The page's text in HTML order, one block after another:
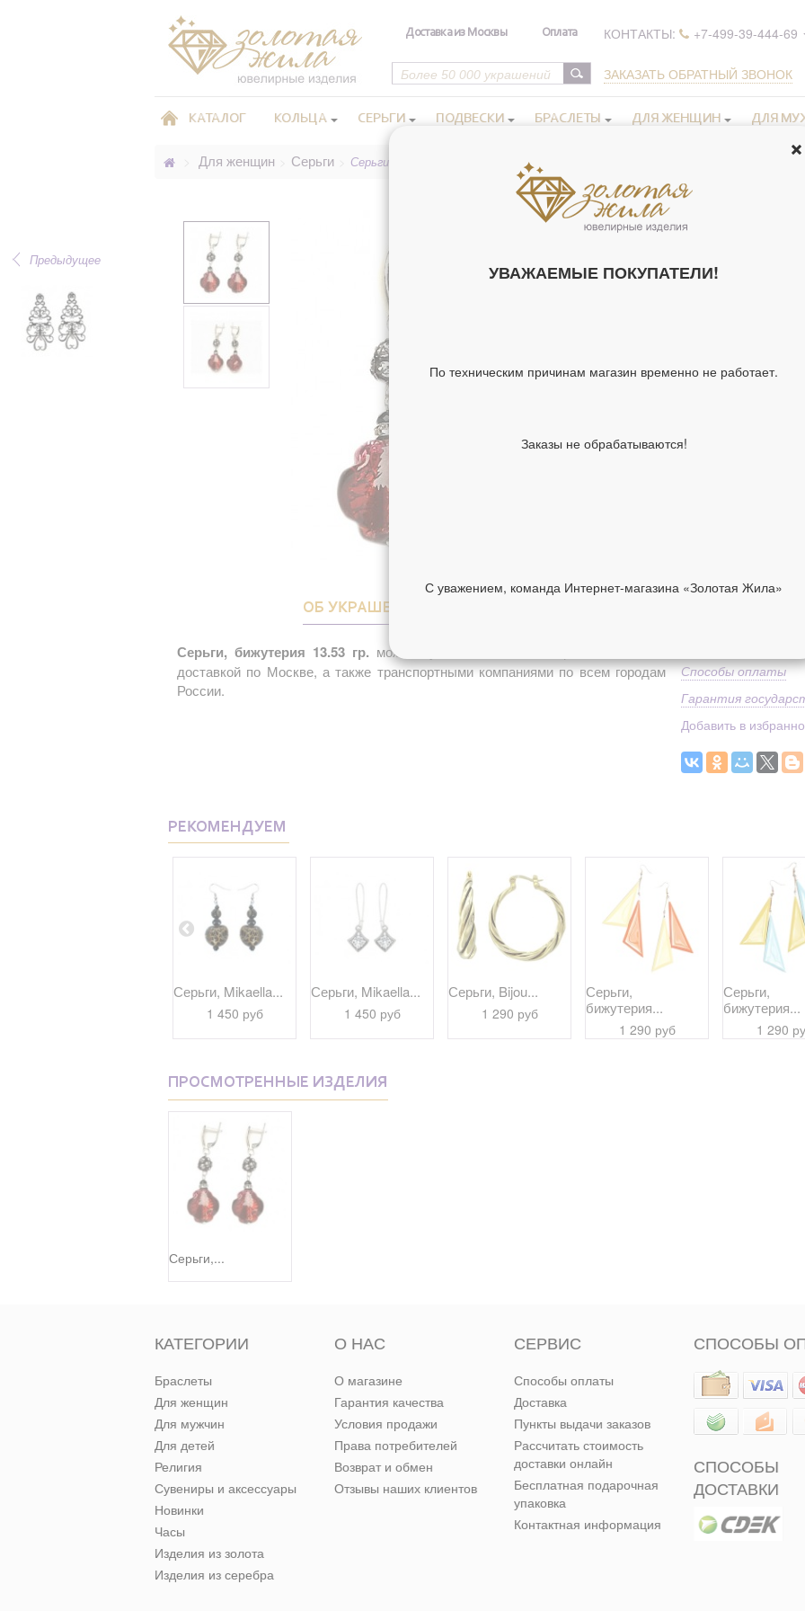
Доставка из Москвы Оплата КОНТАКТЫ: +7-499-39-444-69
ЗАКАЗАТЬ ОБРАТНЫЙ ЗВОНОК
КАТАЛОГ КОЛЬЦА СЕРЬГИ ПОДВЕСКИ БРАСЛЕТЫ ДЛЯ ЖЕНЩИН ДЛЯ
Для женщин Серьги Серьги, бижутерия 13.53 гр.
Предыдущее
ОБ УКРАШЕНИИ
Серьги, бижутерия 13.53 гр. можно купить в нашем интернет-магазине с
доставкой по Москве, а также транспортными компаниями по всем городам
России.
СЕРЬГИ,
62491)
Материал
Средний вес
Классификация
Способы оплаты
Гарантия
Добавить в
РЕКОМЕНДУЕМ
Серьги, Mikaella...
1 450 руб
Серьги, Mikaella...
1 450 руб
Серьги, Bijou...
1 290 руб
Серьги,
бижутерия...
1 290 руб
Серьги,
бижутерия...
1 290
ПРОСМОТРЕННЫЕ ИЗДЕЛИЯ
Серьги,...
КАТЕГОРИИ
Браслеты
Для женщин
Для мужчин
Для детей
Религия
Сувениры и аксессуары
Новинки
Часы
Изделия из золота
Изделия из серебра
О НАС
О магазине
Гарантия качества
Условия продажи
Права потребителей
Возврат и обмен
Отзывы наших клиентов
СЕРВИС
Способы оплаты
Доставка
Пункты выдачи заказов
Рассчитать стоимость
доставки онлайн
Бесплатная подарочная
упаковка
Контактная информация
СПОСОБЫ
СПОСОБЫ
ДОСТАВКИ
УВАЖАЕМЫЕ ПОКУПАТЕЛИ!
По техническим причинам магазин временно не работает.
Заказы не обрабатываются!
С уважением, команда Интернет-магазина «Золотая Жила»